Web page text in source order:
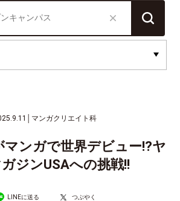
マンガクリエイト科
マンガで世界デビュー!?ヤ
ジンUSAへの挑戦!!
LINEに送る つぶやく